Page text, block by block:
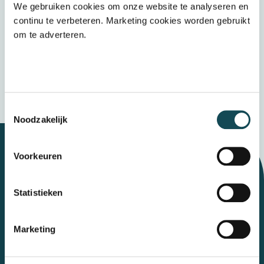
We gebruiken cookies om onze website te analyseren en
continu te verbeteren. Marketing cookies worden gebruikt
om te adverteren.
Noodzakelijk
Voorkeuren
Statistieken
Marketing
Door op “verzenden” te klikken accepteert u
hetprivacybeleid
Let's talk
Contact